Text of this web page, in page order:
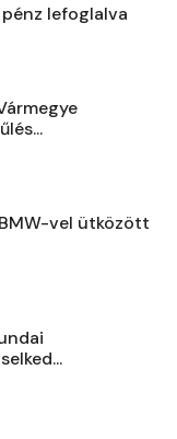
lefoglalva
vel ütközött